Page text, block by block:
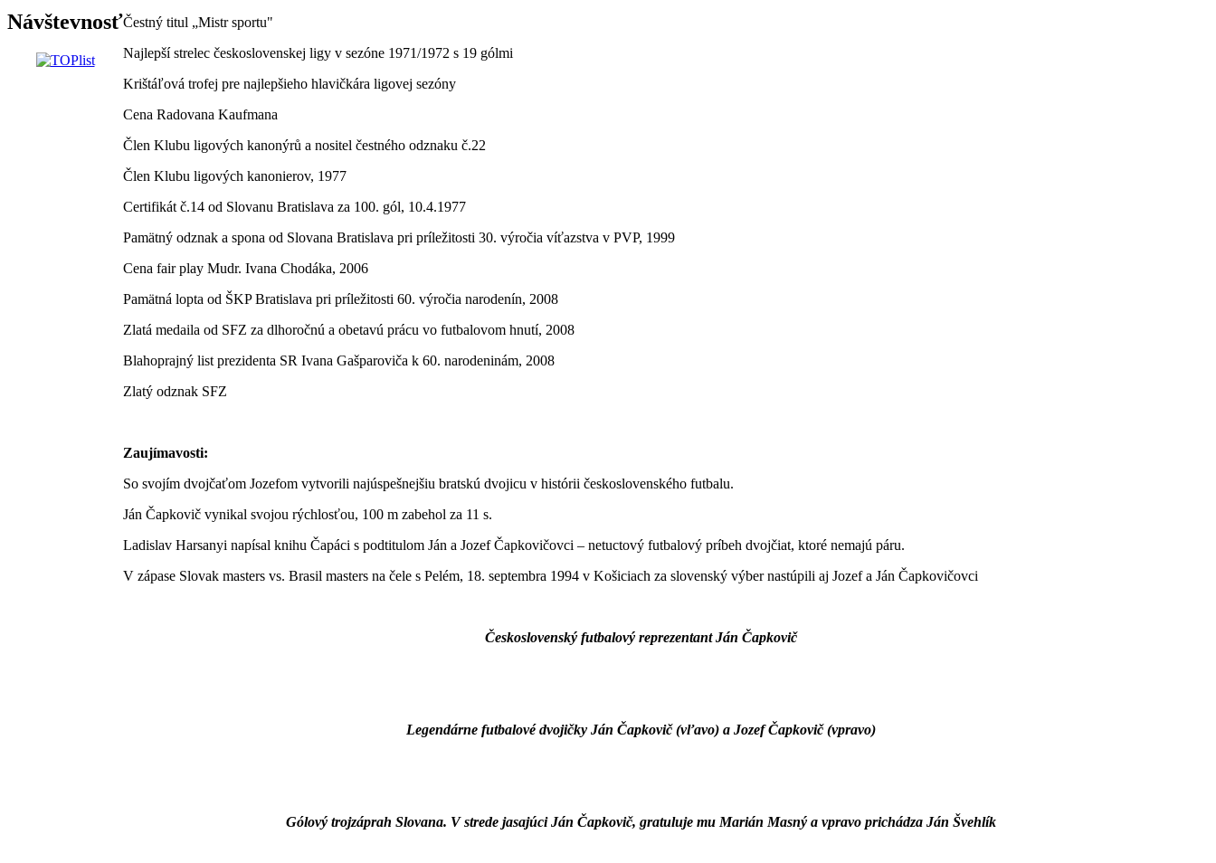
NávštevnosťČestný titul „Mistr sportu"
Najlepší strelec československej ligy v sezóne 1971/1972 s 19 gólmi
Krištáľová trofej pre najlepšieho hlavičkára ligovej sezóny
Cena Radovana Kaufmana
Člen Klubu ligových kanonýrů a nositel čestného odznaku č.22
Člen Klubu ligových kanonierov, 1977
Certifikát č.14 od Slovanu Bratislava za 100. gól, 10.4.1977
Pamätný odznak a spona od Slovana Bratislava pri príležitosti 30. výročia víťazstva v PVP, 1999
Cena fair play Mudr. Ivana Chodáka, 2006
Pamätná lopta od ŠKP Bratislava pri príležitosti 60. výročia narodenín, 2008
Zlatá medaila od SFZ za dlhoročnú a obetavú prácu vo futbalovom hnutí, 2008
Blahoprajný list prezidenta SR Ivana Gašparoviča k 60. narodeninám, 2008
Zlatý odznak SFZ
Zaujímavosti:
So svojím dvojčaťom Jozefom vytvorili najúspešnejšiu bratskú dvojicu v histórii československého futbalu.
Ján Čapkovič vynikal svojou rýchlosťou, 100 m zabehol za 11 s.
Ladislav Harsanyi napísal knihu Čapáci s podtitulom Ján a Jozef Čapkovičovci – netuctový futbalový príbeh dvojčiat, ktoré nemajú páru.
V zápase Slovak masters vs. Brasil masters na čele s Pelém, 18. septembra 1994 v Košiciach za slovenský výber nastúpili aj Jozef a Ján Čapkovičovci
Československý futbalový reprezentant Ján Čapkovič
Legendárne futbalové dvojičky Ján Čapkovič (vľavo) a Jozef Čapkovič (vpravo)
Gólový trojzáprah Slovana. V strede jasajúci Ján Čapkovič, gratuluje mu Marián Masný a vpravo prichádza Ján Švehlík